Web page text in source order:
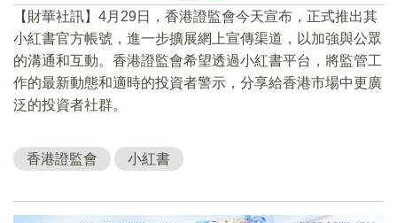
​【財華社訊】4月29日，香港證監會今天宣布，正式推出其
小紅書官方帳號，進一步擴展網上宣傳渠道，以加強與公眾
的溝通和互動。香港證監會希望透過小紅書平台，將監管工
作的最新動態和適時的投資者警示，分享給香港市場中更廣
泛的投資者社群。
香港證監會 小紅書